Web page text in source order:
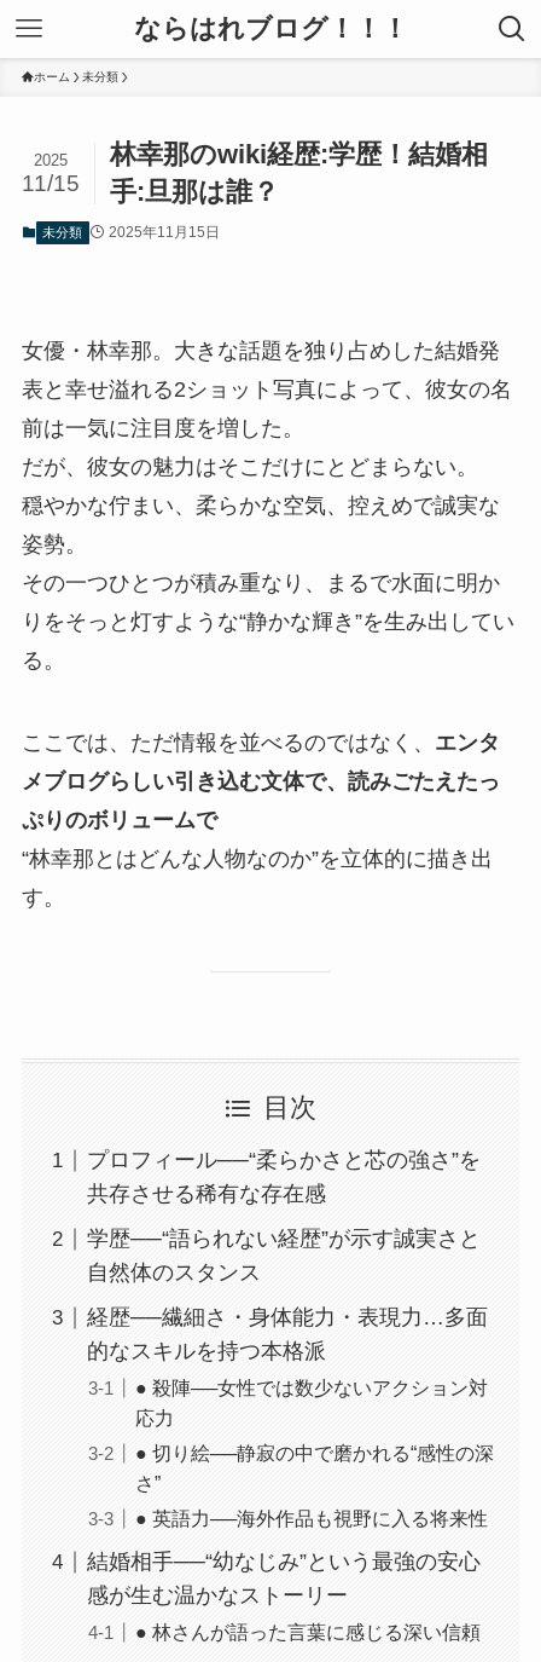
ならはれブログ！！！
ホーム 未分類
林幸那のwiki経歴:学歴！結婚相
手:旦那は誰？
2025
11/15
未分類 2025年11月15日
女優・林幸那。大きな話題を独り占めした結婚発
表と幸せ溢れる2ショット写真によって、彼女の名
前は一気に注目度を増した。
だが、彼女の魅力はそこだけにとどまらない。
穏やかな佇まい、柔らかな空気、控えめで誠実な
姿勢。
その一つひとつが積み重なり、まるで水面に明か
りをそっと灯すような“静かな輝き”を生み出してい
る。
ここでは、ただ情報を並べるのではなく、 エンタ
メブログらしい引き込む文体で、読みごたえたっ
ぷりのボリュームで
“林幸那とはどんな人物なのか”を立体的に描き出
す。
目次
プロフィール──“柔らかさと芯の強さ”を
共存させる稀有な存在感
学歴──“語られない経歴”が示す誠実さと
自然体のスタンス
経歴──繊細さ・身体能力・表現力…多面
的なスキルを持つ本格派
● 殺陣──女性では数少ないアクション対
応力
● 切り絵──静寂の中で磨かれる“感性の深
さ”
● 英語力──海外作品も視野に入る将来性
結婚相手──“幼なじみ”という最強の安心
感が生む温かなストーリー
● 林さんが語った言葉に感じる深い信頼